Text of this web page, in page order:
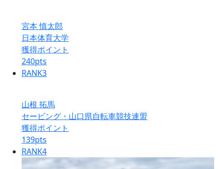
宮本 慎太郎
日本体育大学
獲得ポイント
240pts
RANK3
山根 拓馬
セービング・山口県自転車競技連盟
獲得ポイント
139pts
RANK4